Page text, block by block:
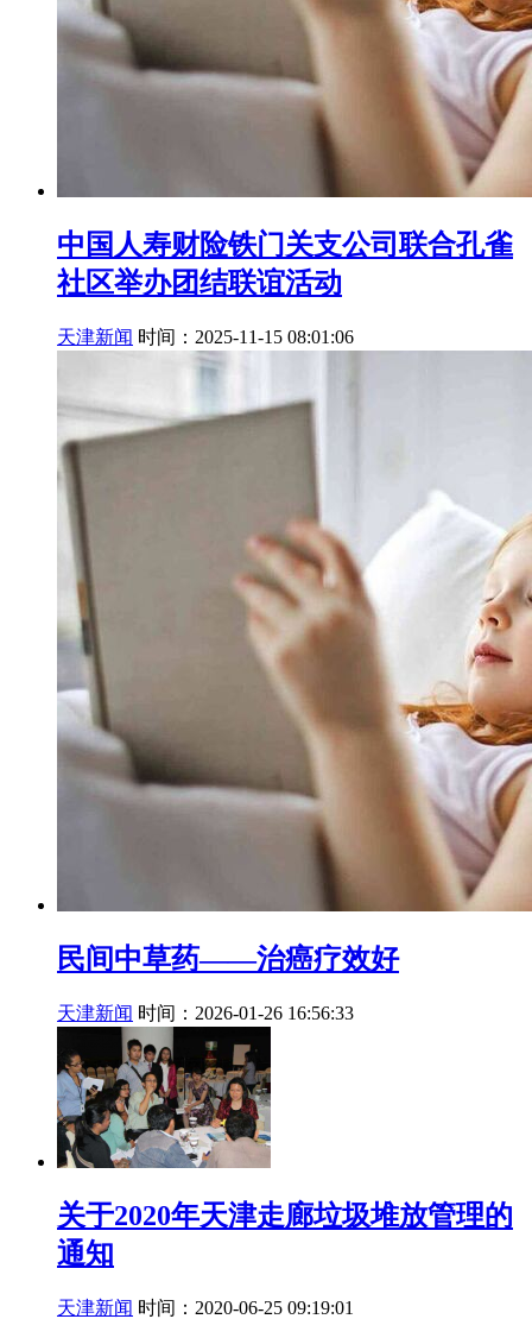
中国人寿财险铁门关支公司联合孔雀
社区举办团结联谊活动
天津新闻 时间：2025-11-15 08:01:06
民间中草药——治癌疗效好
天津新闻 时间：2026-01-26 16:56:33
关于2020年天津走廊垃圾堆放管理的
通知
天津新闻 时间：2020-06-25 09:19:01